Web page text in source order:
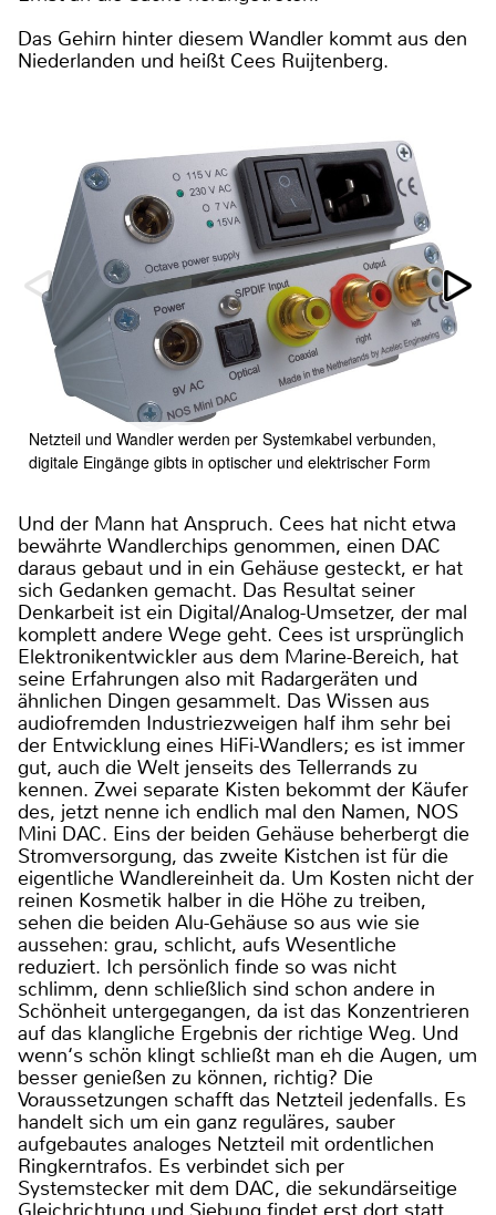
Das Gehirn hinter diesem Wandler kommt aus den
Niederlanden und heißt Cees Ruijtenberg.
Netzteil und Wandler werden per Systemkabel verbunden,
digitale Eingänge gibts in optischer und elektrischer Form
Und der Mann hat Anspruch. Cees hat nicht etwa
bewährte Wandlerchips genommen, einen DAC
daraus gebaut und in ein Gehäuse gesteckt, er hat
sich Gedanken gemacht. Das Resultat seiner
Denkarbeit ist ein Digital/Analog-Umsetzer, der mal
komplett andere Wege geht. Cees ist ursprünglich
Elektronikentwickler aus dem Marine-Bereich, hat
seine Erfahrungen also mit Radargeräten und
ähnlichen Dingen gesammelt. Das Wissen aus
audiofremden Industriezweigen half ihm sehr bei
der Entwicklung eines HiFi-Wandlers; es ist immer
gut, auch die Welt jenseits des Tellerrands zu
kennen. Zwei separate Kisten bekommt der Käufer
des, jetzt nenne ich endlich mal den Namen, NOS
Mini DAC. Eins der beiden Gehäuse beherbergt die
Stromversorgung, das zweite Kistchen ist für die
eigentliche Wandlereinheit da. Um Kosten nicht der
reinen Kosmetik halber in die Höhe zu treiben,
sehen die beiden Alu-Gehäuse so aus wie sie
aussehen: grau, schlicht, aufs Wesentliche
reduziert. Ich persönlich finde so was nicht
schlimm, denn schließlich sind schon andere in
Schönheit untergegangen, da ist das Konzentrieren
auf das klangliche Ergebnis der richtige Weg. Und
wenn‘s schön klingt schließt man eh die Augen, um
besser genießen zu können, richtig? Die
Voraussetzungen schafft das Netzteil jedenfalls. Es
handelt sich um ein ganz reguläres, sauber
aufgebautes analoges Netzteil mit ordentlichen
Ringkerntrafos. Es verbindet sich per
Systemstecker mit dem DAC, die sekundärseitige